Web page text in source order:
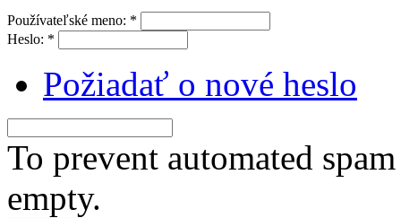
Používateľské meno: *
Heslo: *
Požiadať o nové heslo
To prevent automated
empty.